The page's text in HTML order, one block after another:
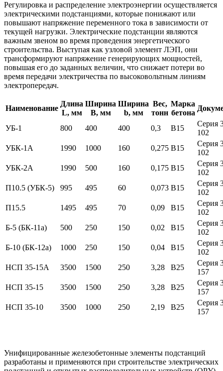
Регулировка и распределение электроэнергии осуществляется
электрическими подстанциями, которые понижают или
повышают напряжение переменного тока в зависимости от
текущей нагрузки. Электрические подстанции являются
важным звеном во время проведения энергетического
строительства. Выступая как узловой элемент ЛЭП, они
трансформируют напряжение генерирующих мощностей,
повышая его до заданных величин, что снижает потери во
время передачи электричества по высоковольтным линиям
электропередач.
Наименование
Длина
L, мм
Ширина
B, мм
Ширина
b, мм
Вес,
тонн
Марка
бетона
УБ-1 800 400 400 0,3 B15
Серия
102
УБК-1А
1990 1000 160 0,275 B15
Серия
102
УБК-2А
1990 500 160 0,175 B15
Серия
102
П10.5 (УБК-5)
995 495 60 0,073 B15
Серия
102
П15.5
1495 495 70 0,09 B15
Серия
102
Б-5 (БК-11а)
500 250 150 0,02 B15
Серия
102
Б-10 (БК-12а)
1000 250 150 0,04 B15
Серия
102
НСП 35-15А
3500 1500 250 3,28 B25
Серия
157
НСП 35-15
3500 1500 250 3,28 B25
Серия
157
НСП 35-10
3500 1000 250 2,19 B25
Серия
157
Унифицированные железобетонные элементы подстанций
разработаны и применяются при строительстве электрических